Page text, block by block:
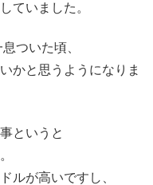
ていました。
ついた頃、
かと思うようになりま
というと
ルが高いですし、